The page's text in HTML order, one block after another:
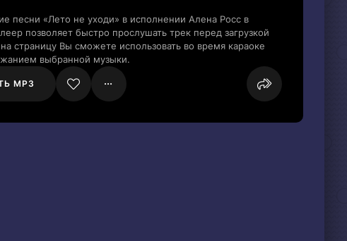
песни «Лето не уходи» в исполнении Алена Росс в
позволяет быстро прослушать трек перед загрузкой
страницу Вы сможете использовать во время караоке
выбранной музыки.
MP3